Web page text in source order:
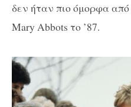
δεν ήταν πιο όμορφα
Mary Abbots το ’87.